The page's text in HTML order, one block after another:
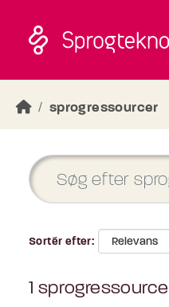
sprogressourcer
Sortér efter
1